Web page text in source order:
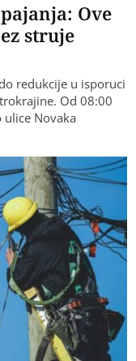
Ove
struje
redukcije u isporuci
Od 08:00
ulice Novaka